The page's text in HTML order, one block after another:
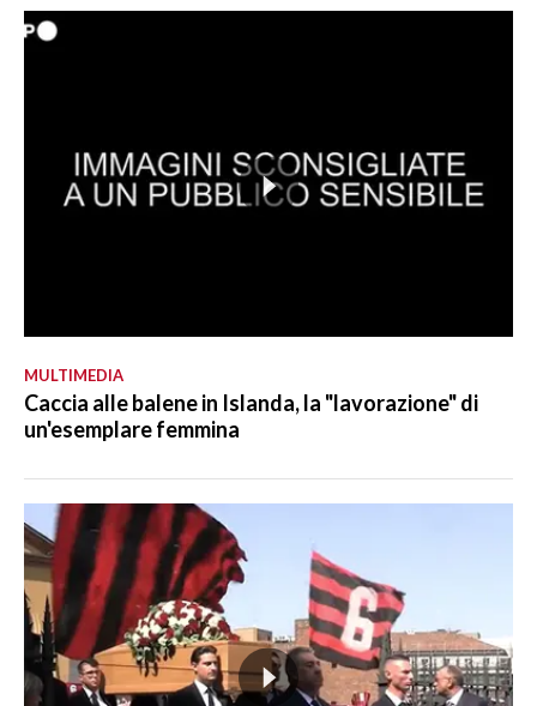
MULTIMEDIA
Caccia alle balene in Islanda, la "lavorazione" di
un'esemplare femmina